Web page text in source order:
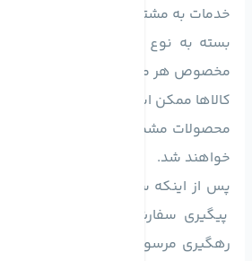
خدمات به مشتریان عزیز می‌باشند.
بسته به نوع کالا گارانتی ها نیز
مخصوص هر محصول نوع گارانتی آن
کالاها ممکن است هیچگونه گارانتی
محصولات
خواهند شد.
پس از اینکه سفارش مشتری ارسال
پیگیری سفارش و وارد کردن "کد
رهگیری مرسوله پستی که در بخش